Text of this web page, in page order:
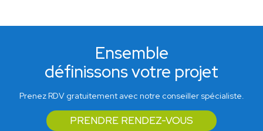
Ensemble
définissons votre projet
Prenez RDV gratuitement avec notre conseiller spécialiste.
PRENDRE RENDEZ-VOUS